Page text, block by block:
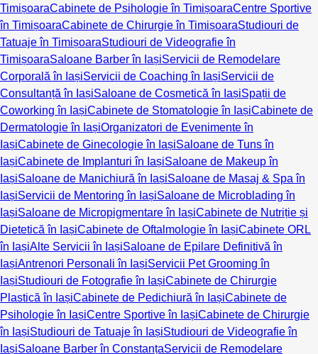
TimișoaraCabinete de Psihologie în TimișoaraCentre Sportive
în TimișoaraCabinete de Chirurgie în TimișoaraStudiouri de
Tatuaje în TimișoaraStudiouri de Videografie în
TimișoaraSaloane Barber în IașiServicii de Remodelare
Corporală în IașiServicii de Coaching în IașiServicii de
Consultanță în IașiSaloane de Cosmetică în IașiSpații de
Coworking în IașiCabinete de Stomatologie în IașiCabinete de
Dermatologie în IașiOrganizatori de Evenimente în
IașiCabinete de Ginecologie în IașiSaloane de Tuns în
IașiCabinete de Implanturi în IașiSaloane de Makeup în
IașiSaloane de Manichiură în IașiSaloane de Masaj & Spa în
IașiServicii de Mentoring în IașiSaloane de Microblading în
IașiSaloane de Micropigmentare în IașiCabinete de Nutriție și
Dietetică în IașiCabinete de Oftalmologie în IașiCabinete ORL
în IașiAlte Servicii în IașiSaloane de Epilare Definitivă în
IașiAntrenori Personali în IașiServicii Pet Grooming în
IașiStudiouri de Fotografie în IașiCabinete de Chirurgie
Plastică în IașiCabinete de Pedichiură în IașiCabinete de
Psihologie în IașiCentre Sportive în IașiCabinete de Chirurgie
în IașiStudiouri de Tatuaje în IașiStudiouri de Videografie în
IașiSaloane Barber în ConstanțaServicii de Remodelare